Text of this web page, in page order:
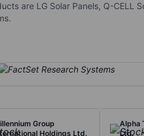
are LG Solar Panels, Q-CELL
Group
Holdings Ltd.
Alpha
Ltd.